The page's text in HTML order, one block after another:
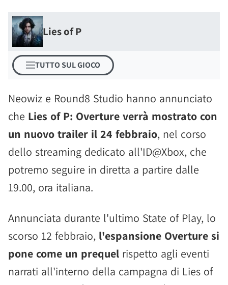
Lies of P
TUTTO SUL GIOCO
Neowiz e Round8 Studio hanno annunciato
che Lies of P: Overture verrà mostrato con
un nuovo trailer il 24 febbraio, nel corso
dello streaming dedicato all'ID@Xbox, che
potremo seguire in diretta a partire dalle
19.00, ora italiana.
Annunciata durante l'ultimo State of Play, lo
scorso 12 febbraio, l'espansione Overture si
pone come un prequel rispetto agli eventi
narrati all'interno della campagna di Lies of